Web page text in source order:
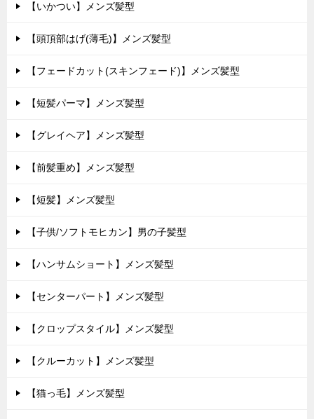
【いかつい】メンズ髪型
【頭頂部はげ(薄毛)】メンズ髪型
【フェードカット(スキンフェード)】メンズ髪型
【短髪パーマ】メンズ髪型
【グレイヘア】メンズ髪型
【前髪重め】メンズ髪型
【短髪】メンズ髪型
【子供/ソフトモヒカン】男の子髪型
【ハンサムショート】メンズ髪型
【センターパート】メンズ髪型
【クロップスタイル】メンズ髪型
【クルーカット】メンズ髪型
【猫っ毛】メンズ髪型